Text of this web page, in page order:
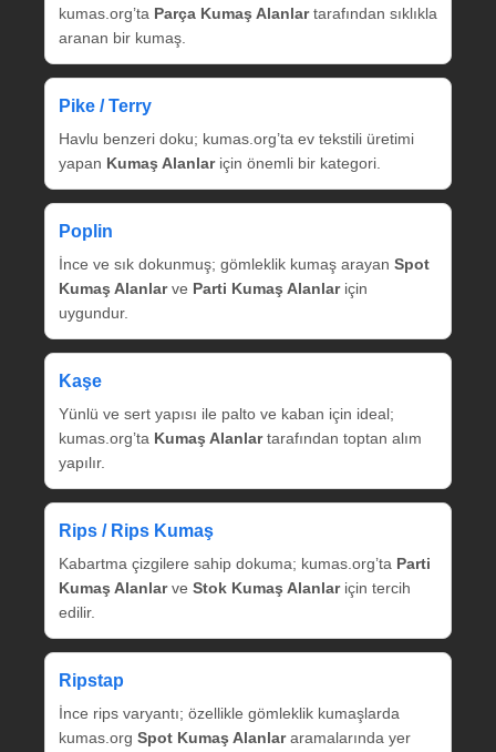
kumas.org’ta Parça Kumaş Alanlartarafından sıklıkla
aranan bir kumaş.
Pike / Terry
Havlu benzeri doku; kumas.org’ta ev tekstili üretimi
yapan Kumaş Alanlariçin önemli bir kategori.
Poplin
İnce ve sık dokunmuş; gömleklik kumaş arayan Spot
Kumaş Alanlarve Parti Kumaş Alanlariçin
uygundur.
Kaşe
Yünlü ve sert yapısı ile palto ve kaban için ideal;
kumas.org’ta Kumaş Alanlartarafından toptan alım
yapılır.
Rips / Rips Kumaş
Kabartma çizgilere sahip dokuma; kumas.org’ta Parti
Kumaş Alanlarve Stok Kumaş Alanlariçin tercih
edilir.
Ripstap
İnce rips varyantı; özellikle gömleklik kumaşlarda
kumas.org Spot Kumaş Alanlararamalarında yer